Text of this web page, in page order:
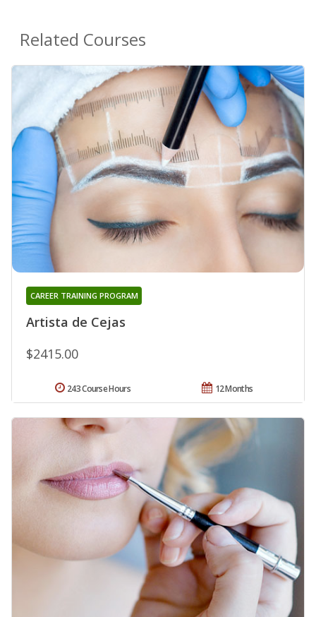
Related Courses
Artista de Cejas
CAREER TRAINING PROGRAM
$2415.00
12 Months
243 Course Hours